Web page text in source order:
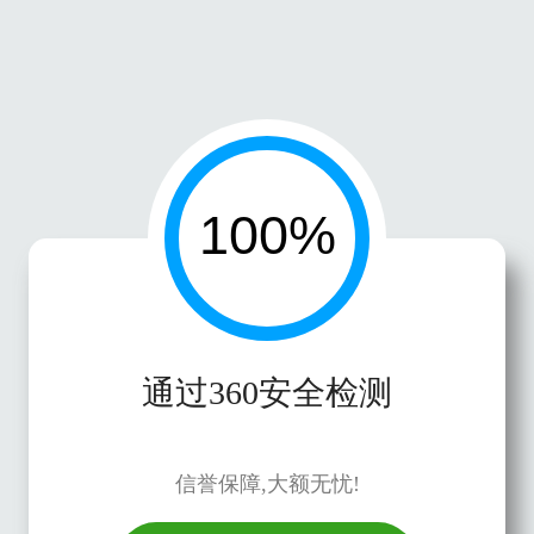
通过360安全检测
信誉保障,大额无忧!